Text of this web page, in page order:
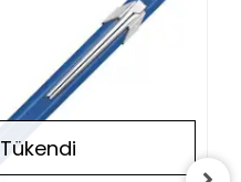
Tükendi